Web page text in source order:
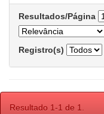
Resultados/Página
Registro(s)
Resultado 1-1 de 1.